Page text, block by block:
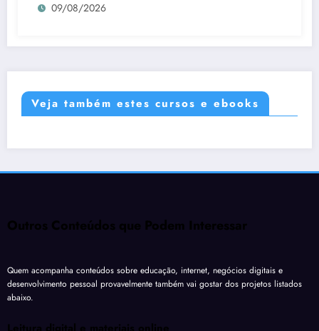
09/08/2026
Veja também estes cursos e ebooks
Outros Conteúdos que Podem Interessar
Quem acompanha conteúdos sobre educação, internet, negócios digitais e
desenvolvimento pessoal provavelmente também vai gostar dos projetos listados
abaixo.